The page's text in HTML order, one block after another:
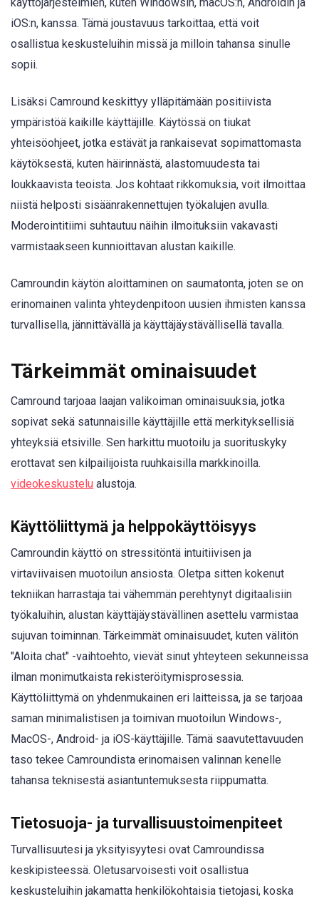
iOS:n, kanssa. Tämä joustavuus tarkoittaa, että voit
osallistua keskusteluihin missä ja milloin tahansa sinulle
sopii.
Lisäksi Camround keskittyy ylläpitämään positiivista
ympäristöä kaikille käyttäjille. Käytössä on tiukat
yhteisöohjeet, jotka estävät ja rankaisevat sopimattomasta
käytöksestä, kuten häirinnästä, alastomuudesta tai
loukkaavista teoista. Jos kohtaat rikkomuksia, voit ilmoittaa
niistä helposti sisäänrakennettujen työkalujen avulla.
Moderointitiimi suhtautuu näihin ilmoituksiin vakavasti
varmistaakseen kunnioittavan alustan kaikille.
Camroundin käytön aloittaminen on saumatonta, joten se on
erinomainen valinta yhteydenpitoon uusien ihmisten kanssa
turvallisella, jännittävällä ja käyttäjäystävällisellä tavalla.
Tärkeimmät ominaisuudet
Camround tarjoaa laajan valikoiman ominaisuuksia, jotka
sopivat sekä satunnaisille käyttäjille että merkityksellisiä
yhteyksiä etsiville. Sen harkittu muotoilu ja suorituskyky
erottavat sen kilpailijoista ruuhkaisilla markkinoilla.
videokeskustelu alustoja.
Käyttöliittymä ja helppokäyttöisyys
Camroundin käyttö on stressitöntä intuitiivisen ja
virtaviivaisen muotoilun ansiosta. Oletpa sitten kokenut
tekniikan harrastaja tai vähemmän perehtynyt digitaalisiin
työkaluihin, alustan käyttäjäystävällinen asettelu varmistaa
sujuvan toiminnan. Tärkeimmät ominaisuudet, kuten välitön
"Aloita chat" -vaihtoehto, vievät sinut yhteyteen sekunneissa
ilman monimutkaista rekisteröitymisprosessia.
Käyttöliittymä on yhdenmukainen eri laitteissa, ja se tarjoaa
saman minimalistisen ja toimivan muotoilun Windows-,
MacOS-, Android- ja iOS-käyttäjille. Tämä saavutettavuuden
taso tekee Camroundista erinomaisen valinnan kenelle
tahansa teknisestä asiantuntemuksesta riippumatta.
Tietosuoja- ja turvallisuustoimenpiteet
Turvallisuutesi ja yksityisyytesi ovat Camroundissa
keskipisteessä. Oletusarvoisesti voit osallistua
keskusteluihin jakamatta henkilökohtaisia tietojasi, koska